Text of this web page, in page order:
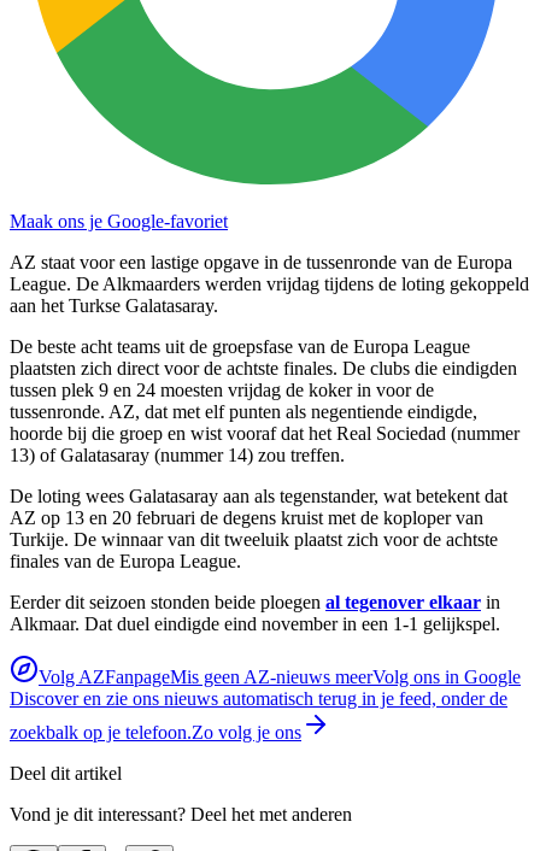
Maak ons je Google-favoriet
AZ staat voor een lastige opgave in de tussenronde van de Europa
League. De Alkmaarders werden vrijdag tijdens de loting gekoppeld
aan het Turkse Galatasaray.
De beste acht teams uit de groepsfase van de Europa League
plaatsten zich direct voor de achtste finales. De clubs die eindigden
tussen plek 9 en 24 moesten vrijdag de koker in voor de
tussenronde. AZ, dat met elf punten als negentiende eindigde,
hoorde bij die groep en wist vooraf dat het Real Sociedad (nummer
13) of Galatasaray (nummer 14) zou treffen.
De loting wees Galatasaray aan als tegenstander, wat betekent dat
AZ op 13 en 20 februari de degens kruist met de koploper van
Turkije. De winnaar van dit tweeluik plaatst zich voor de achtste
finales van de Europa League.
Eerder dit seizoen stonden beide ploegen al tegenover elkaar in
Alkmaar. Dat duel eindigde eind november in een 1-1 gelijkspel.
Volg AZFanpageMis geen AZ-nieuws meerVolg ons in Google
Discover en zie ons nieuws automatisch terug in je feed, onder de
zoekbalk op je telefoon.Zo volg je ons
Deel dit artikel
Vond je dit interessant? Deel het met anderen